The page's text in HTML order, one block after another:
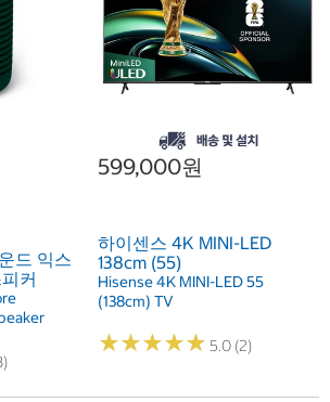
드 익스
커
599,000원
하이센스 4K MINI-LED
138cm (55)
Hisense 4K MINI-LED 55
(138cm) TV
★★★★★
★★★★★ 5.0 (2)